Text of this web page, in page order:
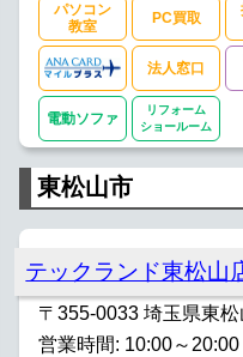
パソコン
教室
PC買取
法人窓口
電動ソファ
リフォーム
ショールーム
東松山市
テックランド東松山
〒355-0033 埼玉県東
営業時間: 10:00～20:00